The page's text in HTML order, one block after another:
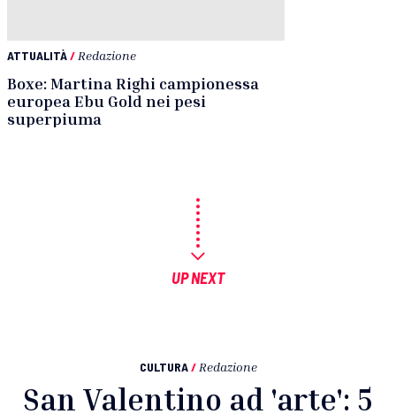
ATTUALITÀ/ Redazione
Boxe: Martina Righi campionessa
europea Ebu Gold nei pesi
superpiuma
UP NEXT
CULTURA / Redazione
San Valentino ad 'arte': 5